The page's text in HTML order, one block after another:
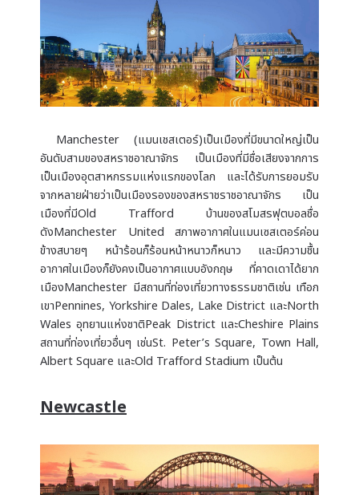
Manchester (แมนเชสเตอร์)เป็นเมืองที่มีขนาดใหญ่เป็น
อันดับสามของสหราชอาณาจักร เป็นเมืองที่มีชื่อเสียงจากการ
เป็นเมืองอุตสาหกรรมแห่งแรกของโลก และได้รับการยอมรับ
จากหลายฝ่ายว่าเป็นเมืองรองของสหราชราชอาณาจักร เป็น
เมืองที่มีOld Trafford บ้านของสโมสรฟุตบอลชื่อ
ดังManchester United สภาพอากาศในแมนเซสเตอร์ค่อน
ข้างสบายๆ หน้าร้อนก็ร้อนหน้าหนาวก็หนาว และมีความชื้น
อากาศในเมืองก็ยังคงเป็นอากาศแบบอังกฤษ ที่คาดเดาได้ยาก
เมืองManchester มีสถานที่ท่องเที่ยวทางธรรมชาติเช่น เทือก
เขาPennines, Yorkshire Dales, Lake District และNorth
Wales อุทยานแห่งชาติPeak District และCheshire Plains
สถานที่ท่องเที่ยวอื่นๆ เช่นSt. Peter’s Square, Town Hall,
Albert Square และOld Trafford Stadium เป็นต้น
Newcastle